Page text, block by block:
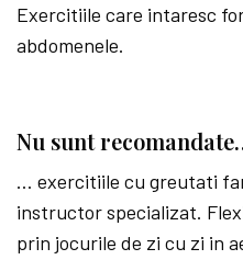
Exercitiile care intaresc
abdomenele.
Nu sunt
… exercitiile cu greutati
instructor specializat.
prin jocurile de zi cu zi in